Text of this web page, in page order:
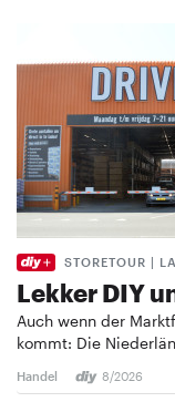
STORETOUR |
Lekker DIY
Auch wenn der
kommt: Die
Handel 8/2026